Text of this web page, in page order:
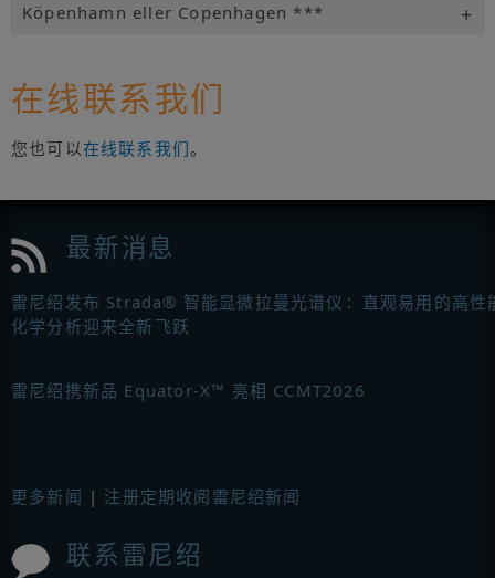
Köpenhamn eller Copenhagen ***
在线联系我们
您也可以在线联系我们。
最新消息
雷尼绍发布 Strada® 智能显微拉曼光谱仪：直观易用的高性
化学分析迎来全新飞跃
雷尼绍携新品 Equator-X™ 亮相 CCMT2026
更多新闻 | 注册定期收阅雷尼绍新闻
联系雷尼绍